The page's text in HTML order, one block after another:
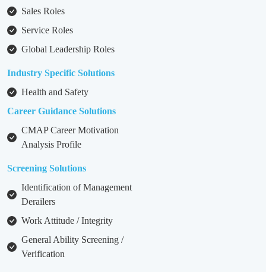
Sales Roles
Service Roles
Global Leadership Roles
Industry Specific Solutions
Health and Safety
Career Guidance Solutions
CMAP Career Motivation
Analysis Profile
Screening Solutions
Identification of Management
Derailers
Work Attitude / Integrity
General Ability Screening /
Verification